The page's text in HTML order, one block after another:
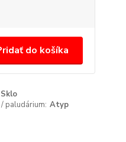
do košíka
Sklo
paludárium: Atyp